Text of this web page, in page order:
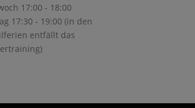
17:00 - 18:00
17:30 - 19:00 (in den
entfällt das